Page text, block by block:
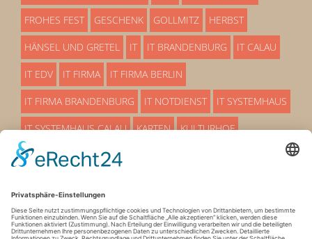
FROHES FEST GESCHENK GOLLMITZ HERBST
HÄNSEL UND GRETEL IT IT BRANDENBURG IT CALAU
IT EDV IT FIRMA IT FIRMA BERLIN
IT FIRMA BRANDENBURG IT NOTDIENST IT SYSTEMHAUS
IT SYSTEMHAUS CALAU KARTEN KULTURHOF
LÜBBENAU MÄRCHEN
SERVICEMITARBEITER SO EIN THEATER STADTHALLE